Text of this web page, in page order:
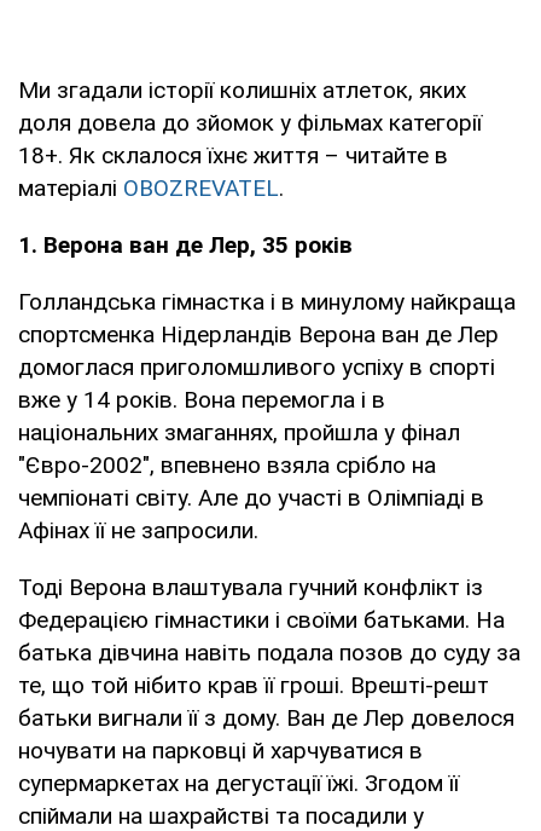
Ми згадали історії колишніх атлеток, яких
доля довела до зйомок у фільмах категорії
18+. Як склалося їхнє життя – читайте в
матеріалі OBOZREVATEL.
1. Верона ван де Лер, 35 років
Голландська гімнастка і в минулому найкраща
спортсменка Нідерландів Верона ван де Лер
домоглася приголомшливого успіху в спорті
вже у 14 років. Вона перемогла і в
національних змаганнях, пройшла у фінал
"Євро-2002", впевнено взяла срібло на
чемпіонаті світу. Але до участі в Олімпіаді в
Афінах її не запросили.
Тоді Верона влаштувала гучний конфлікт із
Федерацією гімнастики і своїми батьками. На
батька дівчина навіть подала позов до суду за
те, що той нібито крав її гроші. Врешті-решт
батьки вигнали її з дому. Ван де Лер довелося
ночувати на парковці й харчуватися в
супермаркетах на дегустації їжі. Згодом її
спіймали на шахрайстві та посадили у